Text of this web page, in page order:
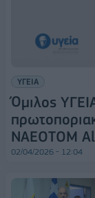
ΥΓΕΙΑ
Όμιλος
NAEOTOM
02/04/2026 - 12:04